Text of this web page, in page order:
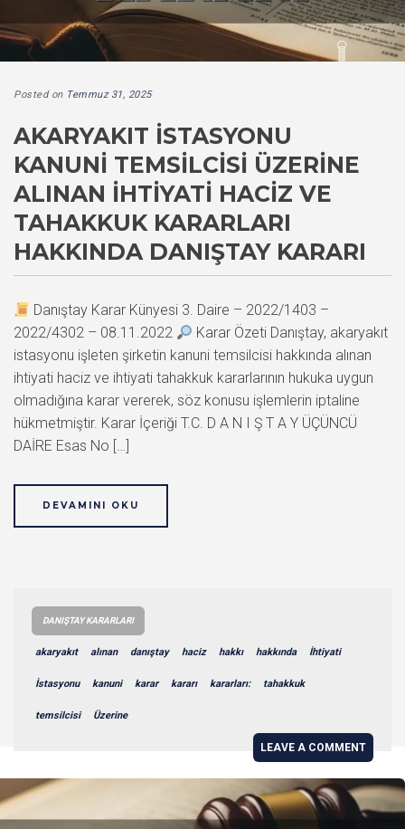
Posted on Temmuz 31, 2025
AKARYAKIT İSTASYONU
KANUNI TEMSILCISI ÜZERINE
ALINAN İHTIYATI HACIZ VE
TAHAKKUK KARARLARI
HAKKINDA DANIŞTAY KARARI
Danıştay Karar Künyesi 3. Daire – 2022/1403 –
2022/4302 – 08.11.2022
Karar Özeti Danıştay, akaryakıt
istasyonu işleten şirketin kanuni temsilcisi hakkında alınan
ihtiyati haciz ve ihtiyati tahakkuk kararlarının hukuka uygun
olmadığına karar vererek, söz konusu işlemlerin iptaline
hükmetmiştir. Karar İçeriği T.C. D A N I Ş T A Y ÜÇÜNCÜ
DAİRE Esas No […]
DEVAMINI OKU
DANIŞTAY KARARLARI
akaryakıt alınan danıştay haciz hakkı hakkında İhtiyati
İstasyonu kanuni karar kararı kararları: tahakkuk
temsilcisi Üzerine
LEAVE A COMMENT